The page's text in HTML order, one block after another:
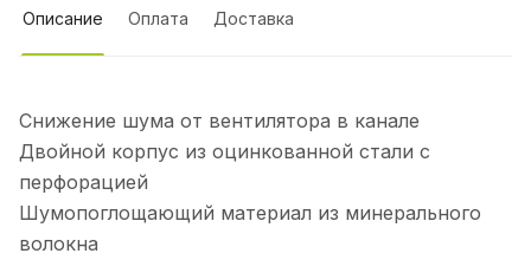
Описание Оплата Доставка
Снижение шума от вентилятора в канале
Двойной корпус из оцинкованной стали с
перфорацией
Шумопоглощающий материал из минерального
волокна